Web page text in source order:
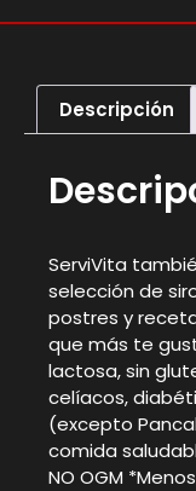
Descripción
ServiVita
selección de
postres y
que más te
lactosa, sin
celíacos,
(excepto
comida
NO OGM